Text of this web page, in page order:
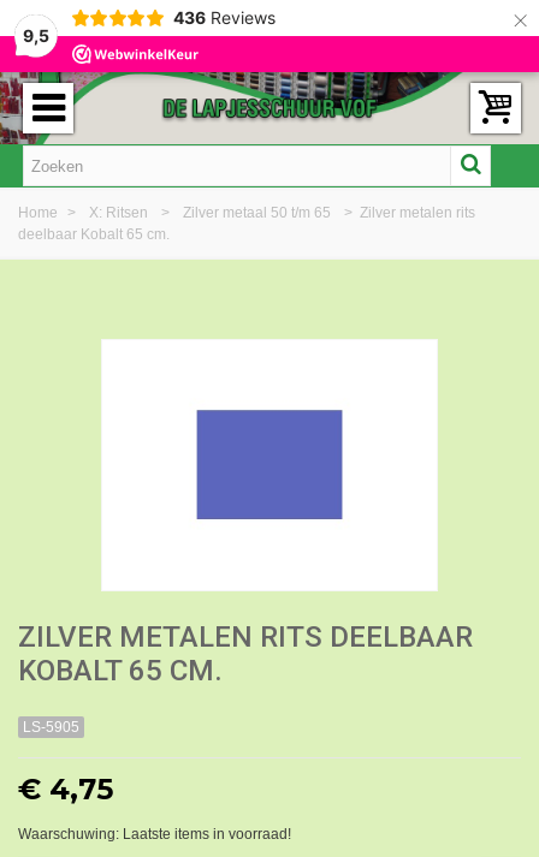
9,5
436 Reviews ×
Home > X: Ritsen > Zilver metaal 50 t/m 65 > Zilver metalen rits
deelbaar Kobalt 65 cm.
ZILVER METALEN RITS DEELBAAR
KOBALT 65 CM.
LS-5905
€ 4,75
Waarschuwing: Laatste items in voorraad!